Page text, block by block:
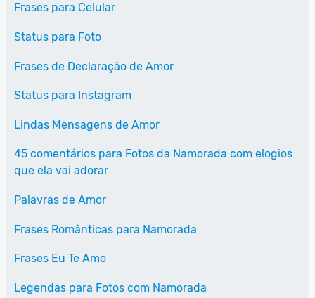
Frases para Celular
Status para Foto
Frases de Declaração de Amor
Status para Instagram
Lindas Mensagens de Amor
45 comentários para Fotos da Namorada com elogios
que ela vai adorar
Palavras de Amor
Frases Românticas para Namorada
Frases Eu Te Amo
Legendas para Fotos com Namorada